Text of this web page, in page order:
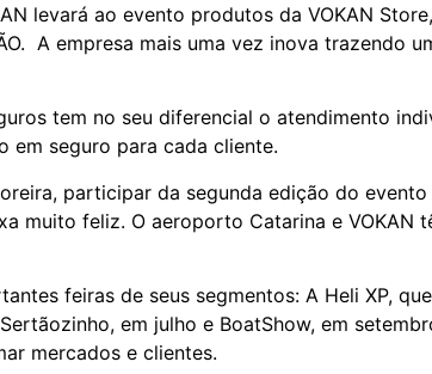
levará ao evento produtos da VOKAN
A empresa mais uma vez inova trazendo
tem no seu diferencial o atendimento
em seguro para cada cliente.
participar da segunda edição do
muito feliz. O aeroporto Catarina e
feiras de seus segmentos: A Heli XP,
em julho e BoatShow, em
mercados e clientes.